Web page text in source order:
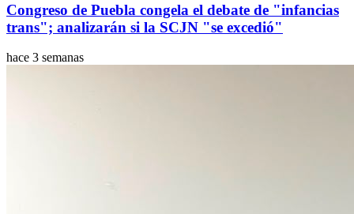
Congreso de Puebla congela el debate de "infancias
trans"; analizarán si la SCJN "se excedió"
hace 3 semanas